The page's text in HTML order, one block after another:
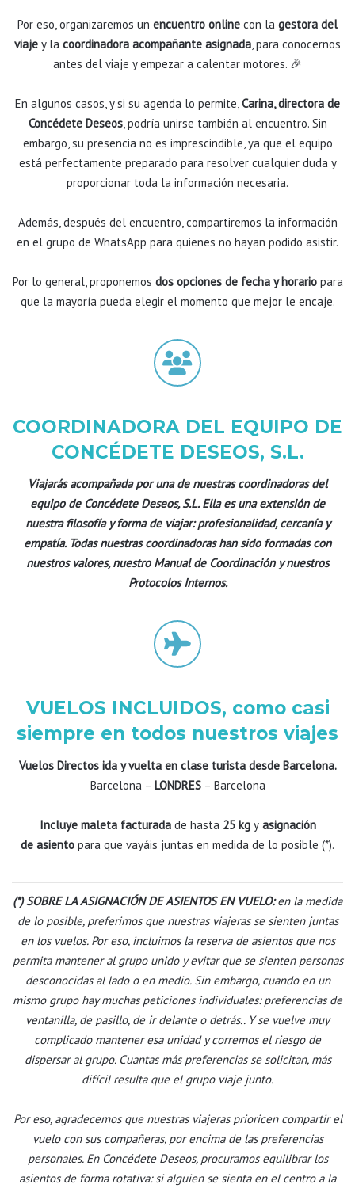
Por eso, organizaremos un encuentro online con la gestora del
viaje y la coordinadora acompañante asignada , para conocernos
antes del viaje y empezar a calentar motores. 🎉
En algunos casos, y si su agenda lo permite, Carina, directora de
Concédete Deseos, podría unirse también al encuentro. Sin
embargo, su presencia no es imprescindible, ya que el equipo
está perfectamente preparado para resolver cualquier duda y
proporcionar toda la información necesaria.
Además, después del encuentro, compartiremos la información
en el grupo de WhatsApp para quienes no hayan podido asistir.
Por lo general, proponemos dos opciones de fecha y horario para
que la mayoría pueda elegir el momento que mejor le encaje.
COORDINADORA DEL EQUIPO DE
CONCÉDETE DESEOS, S.L.
Viajarás acompañada por una de nuestras coordinadoras del
equipo de Concédete Deseos, S.L. Ella es una extensión de
nuestra filosofía y forma de viajar: profesionalidad, cercanía y
empatía. Todas nuestras coordinadoras han sido formadas con
nuestros valores, nuestro Manual de Coordinación y nuestros
Protocolos Internos.
VUELOS INCLUIDOS, como casi
siempre en todos nuestros viajes
Vuelos Directos ida y vuelta en clase turista desde Barcelona.
Barcelona – LONDRES– Barcelona
Incluye maleta facturada de hasta 25 kg yasignación
de asiento para que vayáis juntas en medida de lo posible (*).
(*) SOBRE LA ASIGNACIÓN DE ASIENTOS EN VUELO:en la medida
de lo posible, preferimos que nuestras viajeras se sienten juntas
en los vuelos. Por eso, incluimos la reserva de asientos que nos
permita mantener al grupo unido y evitar que se sienten personas
desconocidas al lado o en medio. Sin embargo, cuando en un
mismo grupo hay muchas peticiones individuales: preferencias de
ventanilla, de pasillo, de ir delante o detrás.. Yse vuelve muy
complicado mantener esa unidad y corremos el riesgo de
dispersar al grupo. Cuantas más preferencias se solicitan, más
difícil resulta que el grupo viaje junto.
Por eso, agradecemos que nuestras viajeras prioricen compartir el
vuelo con sus compañeras, por encima de las preferencias
personales. En Concédete Deseos, procuramos equilibrar los
asientos de forma rotativa: si alguien se sienta en el centro a la